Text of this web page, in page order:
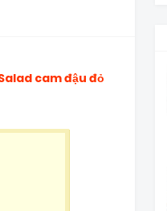
cam đậu đỏ